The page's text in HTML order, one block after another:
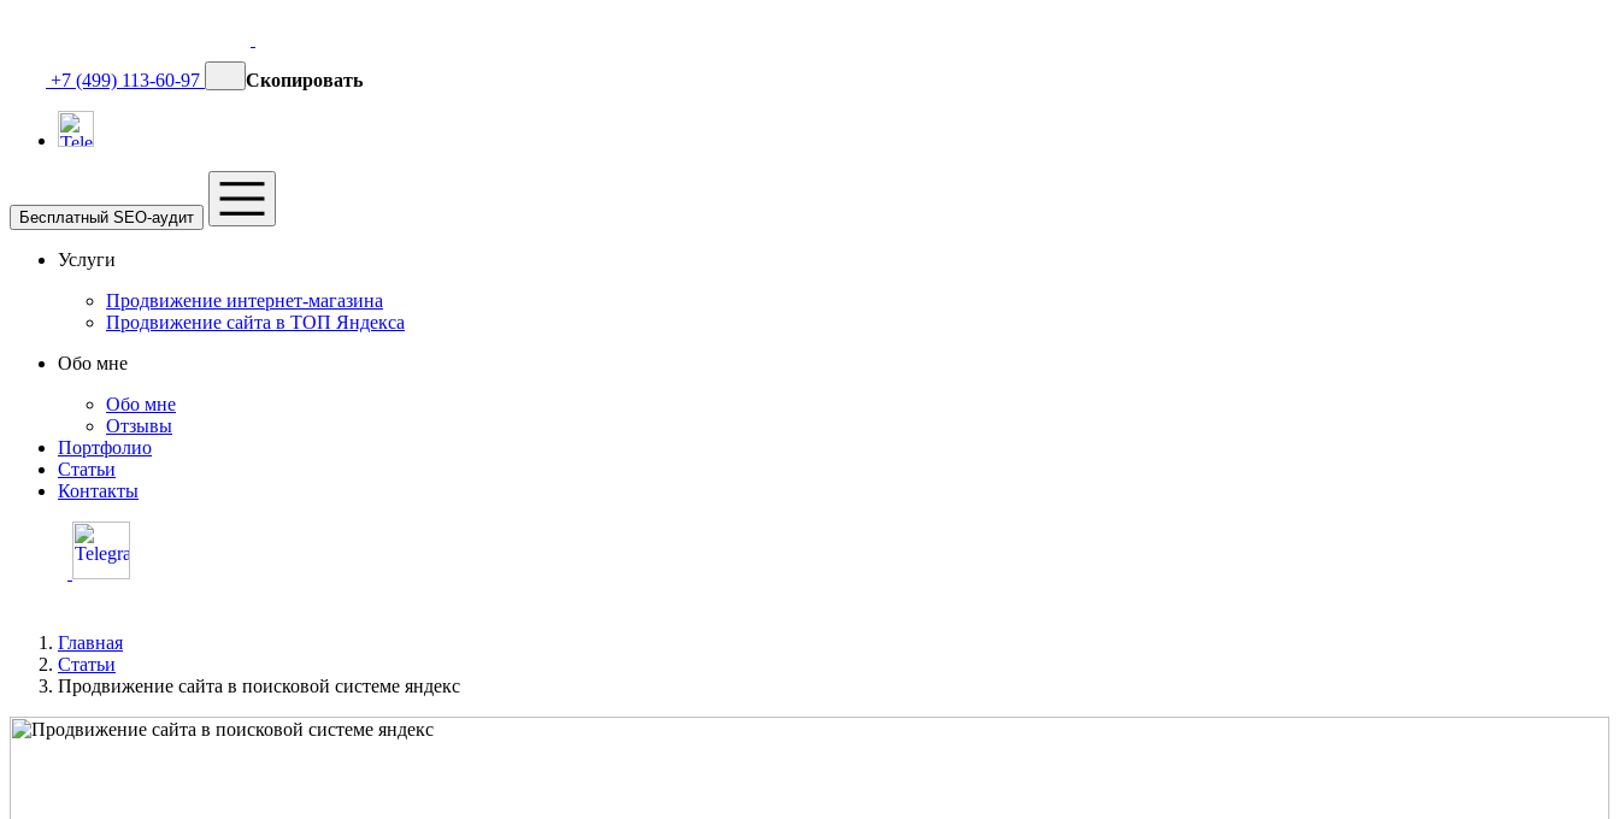
+7 (499) 113-60-97 Скопировать
Бесплатный SEO-аудит
Услуги
Продвижение интернет-магазина
Продвижение сайта в ТОП Яндекса
Обо мне
Обо мне
Отзывы
Портфолио
Статьи
Контакты
Главная
Статьи
Продвижение сайта в поисковой системе яндекс